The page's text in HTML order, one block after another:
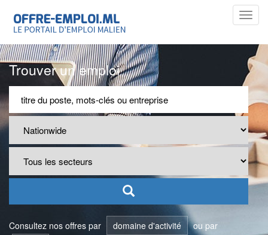
Trouver un emploi
Consultez nos offres par domaine d'activité
ou par